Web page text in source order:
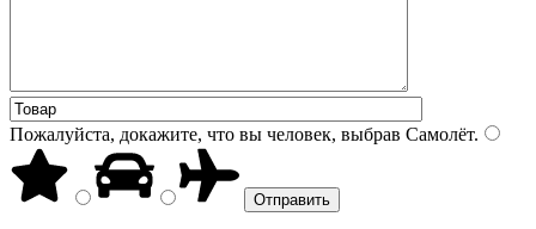
Пожалуйста, докажите, что вы человек, выбрав Самолёт.